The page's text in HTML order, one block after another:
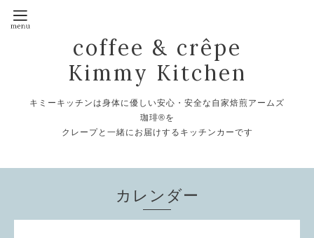
coffee & crêpe
Kimmy Kitchen
キミーキッチンは身体に優しい安心・安全な自家焙煎アームズ
珈琲®を
クレープと一緒にお届けするキッチンカーです
カレンダー